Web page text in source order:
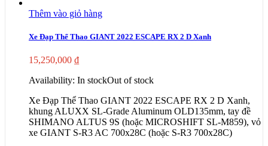
Thêm vào giỏ hàng
Xe Đạp Thể Thao GIANT 2022 ESCAPE RX 2 D Xanh
15,250,000 ₫
Availability: In stockOut of stock
Xe Đạp Thể Thao GIANT 2022 ESCAPE RX 2 D Xanh,
khung ALUXX SL-Grade Aluminum OLD135mm, tay đề
SHIMANO ALTUS 9S (hoặc MICROSHIFT SL-M859), vỏ
xe GIANT S-R3 AC 700x28C (hoặc S-R3 700x28C)